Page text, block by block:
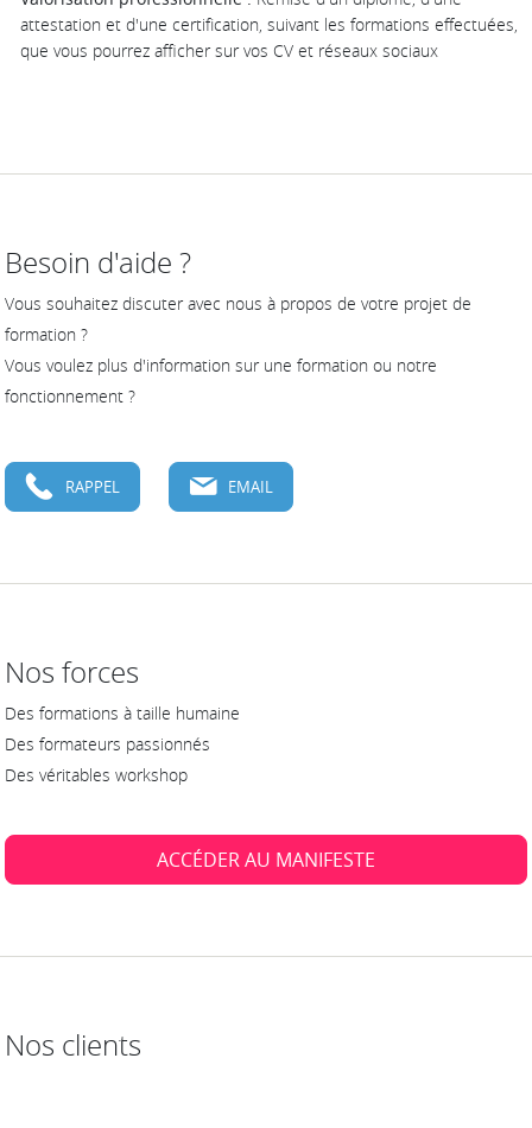
attestation et d'une certification, suivant les formations effectuées,
que vous pourrez afficher sur vos CV et réseaux sociaux
Besoin d'aide ?
Vous souhaitez discuter avec nous à propos de votre projet de
formation ?
Vous voulez plus d'information sur une formation ou notre
fonctionnement ?
RAPPEL EMAIL
Nos forces
Des formations à taille humaine
Des formateurs passionnés
Des véritables workshop
ACCÉDER AU MANIFESTE
Nos clients